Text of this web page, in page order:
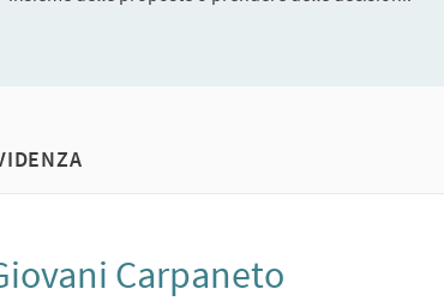
Carpaneto